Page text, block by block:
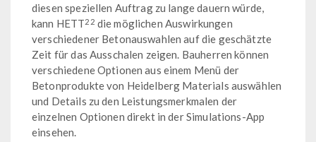
diesen speziellen Auftrag zu lange dauern würde,
kann HETT22 die möglichen Auswirkungen
verschiedener Betonauswahlen auf die geschätzte
Zeit für das Ausschalen zeigen. Bauherren können
verschiedene Optionen aus einem Menü der
Betonprodukte von Heidelberg Materials auswählen
und Details zu den Leistungsmerkmalen der
einzelnen Optionen direkt in der Simulations-App
einsehen.